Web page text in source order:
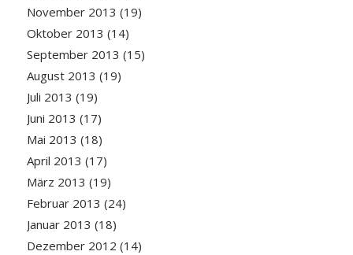
November 2013 (19)
Oktober 2013 (14)
September 2013 (15)
August 2013 (19)
Juli 2013 (19)
Juni 2013 (17)
Mai 2013 (18)
April 2013 (17)
März 2013 (19)
Februar 2013 (24)
Januar 2013 (18)
Dezember 2012 (14)